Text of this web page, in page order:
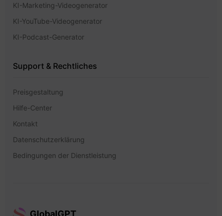
KI-Marketing-Videogenerator
KI-YouTube-Videogenerator
KI-Podcast-Generator
Support & Rechtliches
Preisgestaltung
Hilfe-Center
Kontakt
Datenschutzerklärung
Bedingungen der Dienstleistung
GlobalGPT